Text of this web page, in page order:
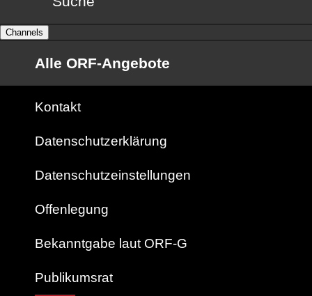
Channels
Alle ORF-Angebote
Kontakt
Datenschutzerklärung
Datenschutzeinstellungen
Offenlegung
Bekanntgabe laut ORF-G
Publikumsrat